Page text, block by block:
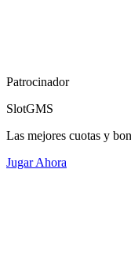
Patrocinador
SlotGMS
Las mejores cuotas y
Jugar Ahora